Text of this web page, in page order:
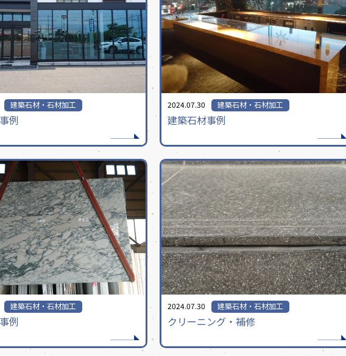
建築石材・石材加工
例
2024.07.30 建築石材・石材加工
建築石材事例
建築石材・石材加工
例
2024.07.30 建築石材・石材加工
クリーニング・補修